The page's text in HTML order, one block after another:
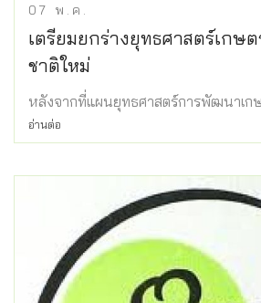
07 พ.ค.
เตรียมยกร่างยุทธศาสตร์เกษ
ชาติใหม่
หลังจากที่แผนยุทธศาสตร์การพัฒนาเก
อ่านต่อ